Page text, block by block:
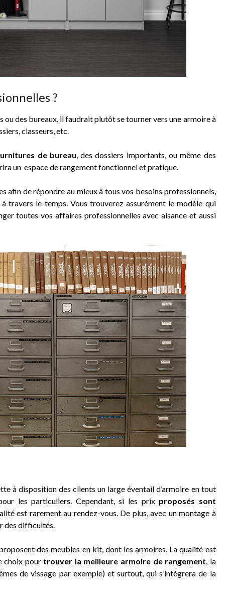
?
ou des bureaux, il faudrait plutôt se tourner vers une armoire à
classeurs, etc.
de bureau, des dossiers importants, ou même des
un espace de rangement fonctionnel et pratique.
afin de répondre au mieux à tous vos besoins professionnels,
travers le temps. Vous trouverez assurément le modèle qui
toutes vos affaires professionnelles avec aisance et aussi
à disposition des clients un large éventail d’armoire en tout
les particuliers. Cependant, si les prix proposés sont
est rarement au rendez-vous. De plus, avec un montage à
des difficultés.
des meubles en kit, dont les armoires. La qualité est
choix pour trouver la meilleure armoire de rangement, la
de vissage par exemple) et surtout, qui s’intégrera de la